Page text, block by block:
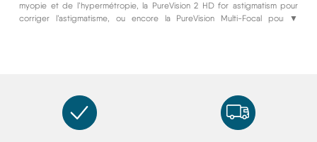
▼
myopie et de l’hypermétropie, la PureVision 2 HD for astigmatism pour
corriger l’astigmatisme, ou encore la PureVision Multi-Focal pour la